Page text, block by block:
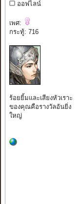
ออฟไลน์
เพศ:
กระทู้: 716
ร้อยยิ้มและเสียงหัวเราะ
ของคุณคือรางวัลอันยิ่ง
ใหญ่